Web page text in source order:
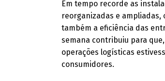
Em tempo recorde as
reorganizadas e
também a eficiência das
semana contribuiu para
operações logísticas
consumidores.